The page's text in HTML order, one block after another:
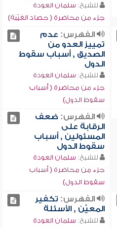
للشيخ: سلمان العودة
جزء من محاضرة ( حصاد الغَيْبَة)
الفهرس: عدم
تمييز العدو من
الصديق , أسباب سقوط
الدول
للشيخ: سلمان العودة
جزء من محاضرة ( أسباب
سقوط الدول)
الفهرس: ضعف
الرقابة على
المسئولين , أسباب
سقوط الدول
للشيخ: سلمان العودة
جزء من محاضرة ( أسباب
سقوط الدول)
الفهرس: تكفير
المعيَّن , الأسئلة
للشيخ: سلمان العودة